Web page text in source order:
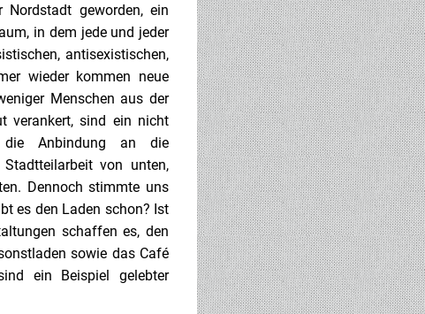
geworden, ein
in dem jede und jeder
antisexistischen,
wieder kommen neue
Menschen aus der
verankert, sind ein nicht
die Anbindung an die
von unten,
Dennoch stimmte uns
es den Laden schon? Ist
schaffen es, den
sowie das Café
ein Beispiel gelebter